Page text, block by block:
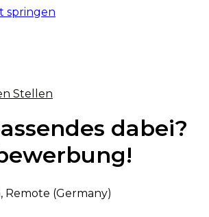
springen
Stellen
dabei?
Remote (Germany)